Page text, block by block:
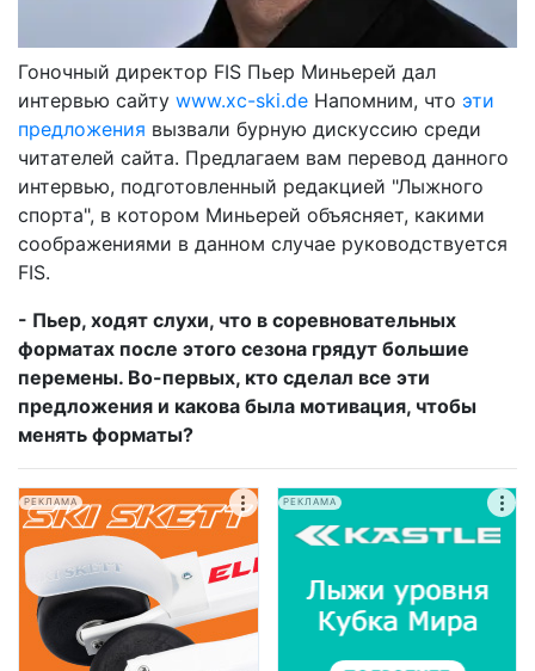
Гоночный директор FIS Пьер Миньерей дал
интервью сайту www.xc-ski.de Напомним, что эти
предложения вызвали бурную дискуссию среди
читателей сайта. Предлагаем вам перевод данного
интервью, подготовленный редакцией "Лыжного
спорта", в котором Миньерей объясняет, какими
соображениями в данном случае руководствуется
FIS.
- Пьер, ходят слухи, что в соревновательных
форматах после этого сезона грядут большие
перемены. Во-первых, кто сделал все эти
предложения и какова была мотивация, чтобы
менять форматы?
РЕКЛАМА РЕКЛАМА